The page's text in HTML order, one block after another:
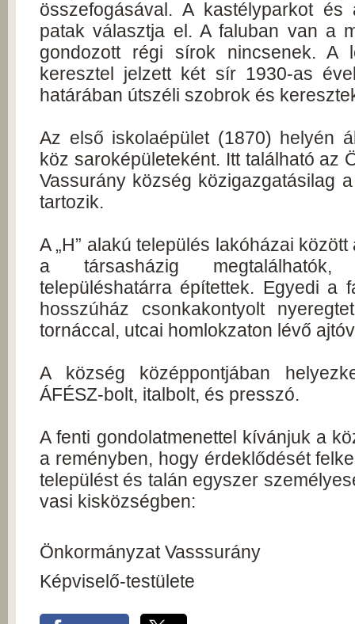
összefogásával. A kastélyparkot
patak választja el. A faluban van a
gondozott régi sírok nincsenek. A
keresztel jelzett két sír 1930-as
határában útszéli szobrok és
Az első iskolaépület (1870) helyén
köz saroképületeként. Itt található az
Vassurány község közigazgatásilag
tartozik.
A „H” alakú település lakóházai
a társasházig megtalálhatók,
településhatárra építettek. Egyedi a
hosszúház csonkakontyolt
tornáccal, utcai homlokzaton lévő
A község középpontjában
ÁFÉSZ-bolt, italbolt, és presszó.
A fenti gondolatmenettel kívánjuk a
a reményben, hogy érdeklődését
települést és talán egyszer
vasi kisközségben:
Önkormányzat Vasssurány
Képviselő-testülete